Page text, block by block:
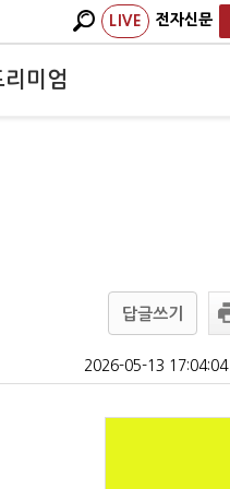
LIVE 전자신문
리미엄
답글쓰기
2026-05-13 17:04:04